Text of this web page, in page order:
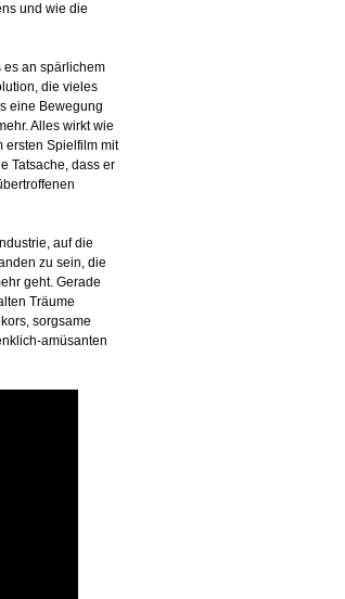
und wie die
es an spärlichem
die vieles
eine Bewegung
Alles wirkt wie
ersten Spielfilm mit
Tatsache, dass er
auf die
zu sein, die
geht. Gerade
Träume
sorgsame
amüsanten